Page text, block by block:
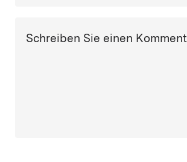
Schreiben Sie einen